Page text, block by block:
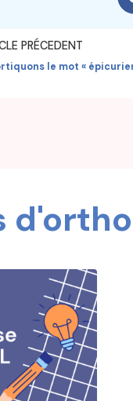
PRÉCEDENT
le mot «